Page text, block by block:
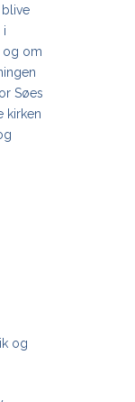
i
og om
Søes
kirken
og